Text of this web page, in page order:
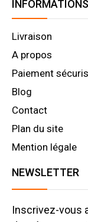
INFORMATIONS
Livraison
A propos
Paiement
Blog
Contact
Plan du site
Mention légale
NEWSLETTER
Inscrivez-vous